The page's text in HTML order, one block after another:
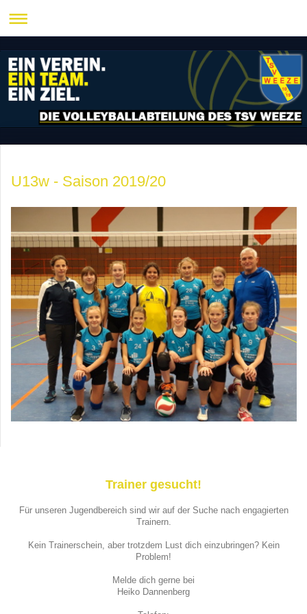
U13w - Saison 2019/20
Trainer gesucht!
Für unseren Jugendbereich sind wir auf der Suche nach engagierten
Trainern.
Kein Trainerschein, aber trotzdem Lust dich einzubringen? Kein
Problem!
Melde dich gerne bei
Heiko Dannenberg